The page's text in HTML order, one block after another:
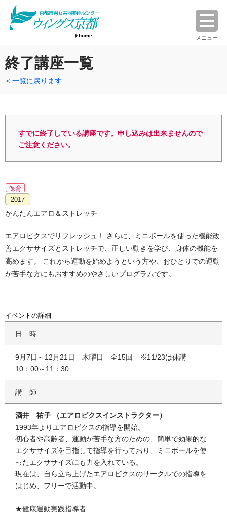
home メニュー
終了講座一覧
一覧に戻ります
すでに終了している講座です。申し込みは出来ませんので
ご注意ください。
保育
2017
かんたんエアロ＆ストレッチ
エアロビクスでリフレッシュ！ さらに、ミニボールを使った機能改
善エクササイズとストレッチで、正しい動きを学び、身体の機能を
高めます。 これから運動を始めようという方や、おひとりでの運動
が苦手な方にもおすすめのやさしいプログラムです。
イベントの詳細
日時
9月7日～12月21日 木曜日 全15回 ※11/23は休講
10：00～11：30
講師
酒井 祐子 （エアロビクスインストラクター）
1993年よりエアロビクスの指導を開始。
初心者や高齢者、運動が苦手な方のための、簡単で効果的な
エクササイズを目指して指導を行っており、ミニボールを使
ったエクササイズにも力を入れている。
現在は、自ら立ち上げたエアロビクスのサークルでの指導を
はじめ、フリーで活動中。
★健康運動実践指導者